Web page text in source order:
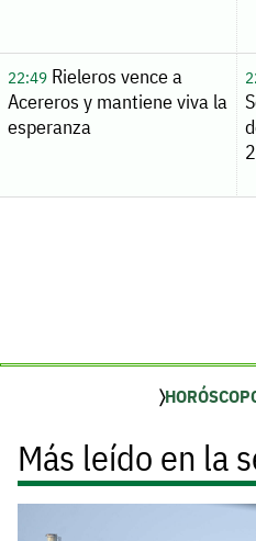
22:49Rieleros vence a
Acereros y mantiene viva la
esperanza
Más leído en la